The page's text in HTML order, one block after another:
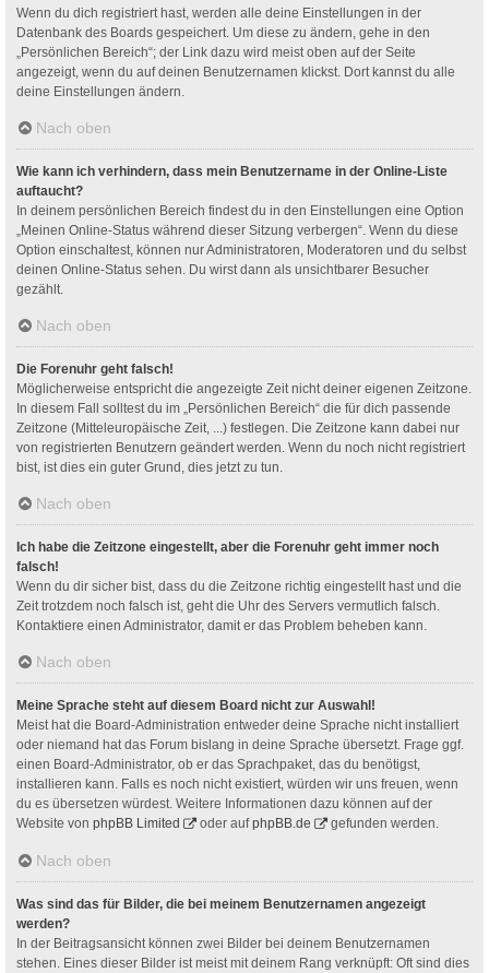
Wenn du dich registriert hast, werden alle deine Einstellungen in der
Datenbank des Boards gespeichert. Um diese zu ändern, gehe in den
„Persönlichen Bereich“; der Link dazu wird meist oben auf der Seite
angezeigt, wenn du auf deinen Benutzernamen klickst. Dort kannst du alle
deine Einstellungen ändern.
Nach oben
Wie kann ich verhindern, dass mein Benutzername in der Online-Liste
auftaucht?
In deinem persönlichen Bereich findest du in den Einstellungen eine Option
„Meinen Online-Status während dieser Sitzung verbergen“. Wenn du diese
Option einschaltest, können nur Administratoren, Moderatoren und du selbst
deinen Online-Status sehen. Du wirst dann als unsichtbarer Besucher
gezählt.
Nach oben
Die Forenuhr geht falsch!
Möglicherweise entspricht die angezeigte Zeit nicht deiner eigenen Zeitzone.
In diesem Fall solltest du im „Persönlichen Bereich“ die für dich passende
Zeitzone (Mitteleuropäische Zeit, ...) festlegen. Die Zeitzone kann dabei nur
von registrierten Benutzern geändert werden. Wenn du noch nicht registriert
bist, ist dies ein guter Grund, dies jetzt zu tun.
Nach oben
Ich habe die Zeitzone eingestellt, aber die Forenuhr geht immer noch
falsch!
Wenn du dir sicher bist, dass du die Zeitzone richtig eingestellt hast und die
Zeit trotzdem noch falsch ist, geht die Uhr des Servers vermutlich falsch.
Kontaktiere einen Administrator, damit er das Problem beheben kann.
Nach oben
Meine Sprache steht auf diesem Board nicht zur Auswahl!
Meist hat die Board-Administration entweder deine Sprache nicht installiert
oder niemand hat das Forum bislang in deine Sprache übersetzt. Frage ggf.
einen Board-Administrator, ob er das Sprachpaket, das du benötigst,
installieren kann. Falls es noch nicht existiert, würden wir uns freuen, wenn
du es übersetzen würdest. Weitere Informationen dazu können auf der
Website von phpBB Limited oder aufphpBB.de gefunden werden.
Nach oben
Was sind das für Bilder, die bei meinem Benutzernamen angezeigt
werden?
In der Beitragsansicht können zwei Bilder bei deinem Benutzernamen
stehen. Eines dieser Bilder ist meist mit deinem Rang verknüpft: Oft sind dies